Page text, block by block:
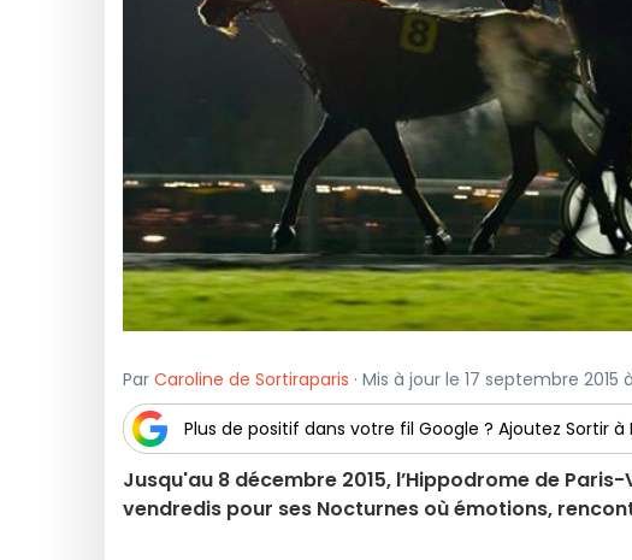
Par Caroline de Sortiraparis · Mis à jour le 17 septembre 2015
Plus de positif dans votre fil Google ? Ajoutez Sortir à
Jusqu'au 8 décembre 2015, l’Hippodrome de
vendredis pour ses Nocturnes où émotions,